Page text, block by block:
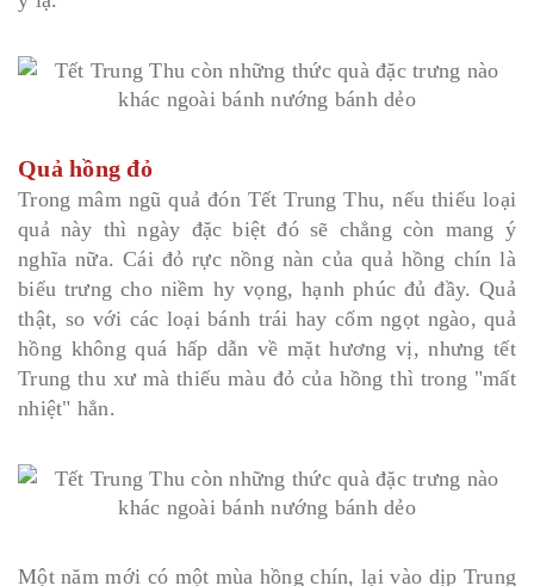
Quả hồng đỏ
Trong mâm ngũ quả đón Tết Trung Thu, nếu thiếu loại
quả này thì ngày đặc biệt đó sẽ chẳng còn mang ý
nghĩa nữa. Cái đỏ rực nồng nàn của quả hồng chín là
biểu trưng cho niềm hy vọng, hạnh phúc đủ đầy. Quả
thật, so với các loại bánh trái hay cốm ngọt ngào, quả
hồng không quá hấp dẫn về mặt hương vị, nhưng tết
Trung thu xư mà thiếu màu đỏ của hồng thì trong "mất
nhiệt" hẳn.
Một năm mới có một mùa hồng chín, lại vào dịp Trung